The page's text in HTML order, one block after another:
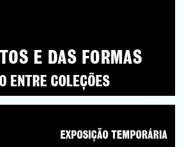
E DAS FORMAS
ENTRE COLEÇÕES
EXPOSIÇÃO TEMPORÁRIA